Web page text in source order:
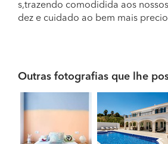
s,trazendo comodidida aos
dez e cuidado ao bem mais
Outras fotografias que lhe